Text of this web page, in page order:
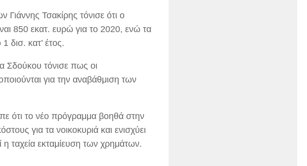
Τσακίρης τόνισε ότι ο
850 εκατ. ευρώ για το 2020, ενώ τα
δισ. κατ’ έτος.
Σδούκου τόνισε πως οι
για την αναβάθμιση των
ότι το νέο πρόγραμμα βοηθά στην
για τα νοικοκυριά και ενισχύει
η ταχεία εκταμίευση των χρημάτων.